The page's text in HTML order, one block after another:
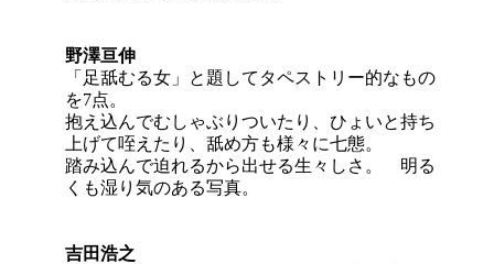
野澤亘伸
「足舐むる女」と題してタペストリー的なもの
を7点。
抱え込んでむしゃぶりついたり、ひょいと持ち
上げて咥えたり、舐め方も様々に七態。
踏み込んで迫れるから出せる生々しさ。 明る
くも湿り気のある写真。
吉田浩之